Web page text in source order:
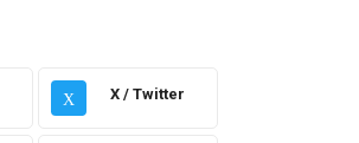
X X / Twitter